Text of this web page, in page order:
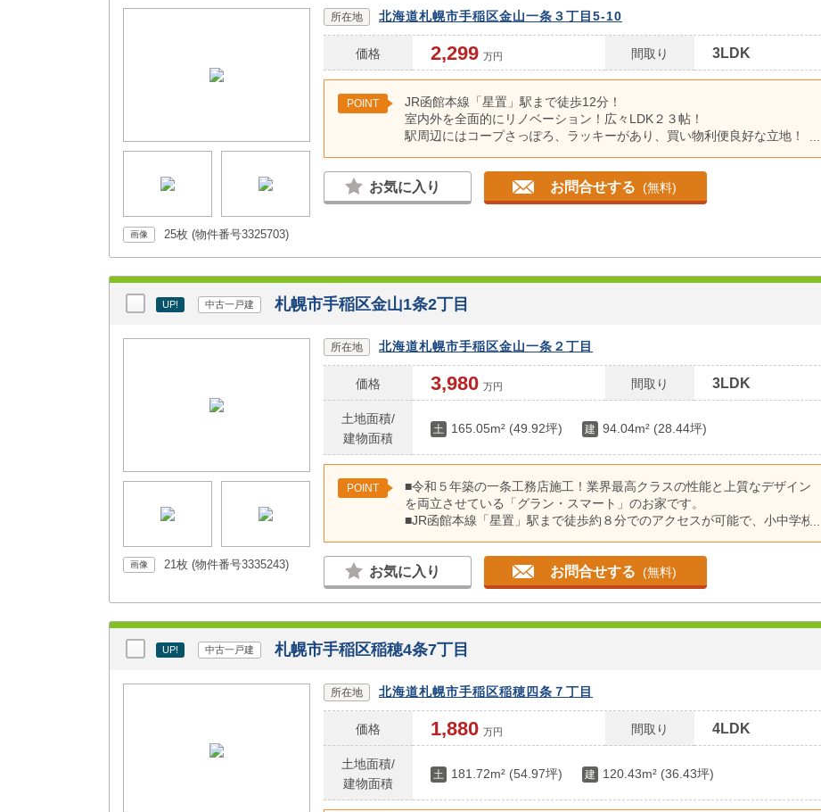
える設備が揃っています。
画像 25枚 (物件番号3325703)
所在地 北海道札幌市手稲区金山一条３丁目5-10
価格 2,299 万円 間取り 3LDK
POINT
JR函館本線「星置」駅まで徒歩12分！
室内外を全面的にリノベーション！広々LDK２３帖！
駅周辺にはコープさっぽろ、ラッキーがあり、買い物利便良好な立地！
前面道路幅員8m！近隣に公園あり。
お気に入り お問合せする (無料)
UP! 中古一戸建 札幌市手稲区金山1条2丁目
画像 21枚 (物件番号3335243)
所在地 北海道札幌市手稲区金山一条２丁目
価格 3,980 万円 間取り 3LDK
土地面積/
建物面積
土 165.05m² (49.92坪) 建 94.04m² (28.44坪)
POINT
■令和５年築の一条工務店施工！業界最高クラスの性能と上質なデザイン
を両立させている「グラン・スマート」のお家です。
■JR函館本線「星置」駅まで徒歩約８分でのアクセスが可能で、小中学校
■全館床暖房により、リビングだけでなく、廊下、玄関、トイレ、浴室ま
で生活スペースのほとんどをカバーすることで家全体を暖めてくれます。
■LDK18帖という広さに、吹き抜けを組み合わせることで、空間の開放感
を最大限に高め、たくさんの自然光も取り入れられ、リラックスできる 間
取りです。
■洗面脱衣所にウォークインクローゼットを隣接していることで、家事の
効率が上昇します！
お気に入り お問合せする (無料)
UP! 中古一戸建 札幌市手稲区稲穂4条7丁目
所在地 北海道札幌市手稲区稲穂四条７丁目
価格 1,880 万円 間取り 4LDK
土地面積/
建物面積
土 181.72m² (54.97坪) 建 120.43m² (36.43坪)